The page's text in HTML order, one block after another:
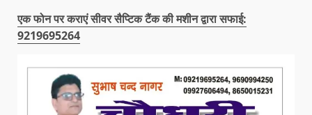
एक फोन पर कराएं सीवर सैप्टिक टैंक की मशीन द्वारा सफाई:
9219695264